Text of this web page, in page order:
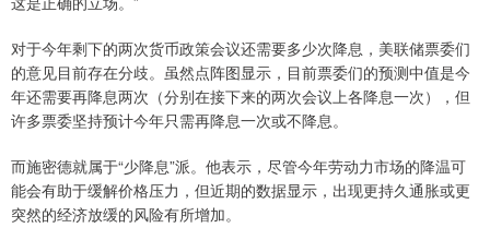
对于今年剩下的两次货币政策会议还需要多少次降息，美联储票委们
的意见目前存在分歧。虽然点阵图显示，目前票委们的预测中值是今
年还需要再降息两次（分别在接下来的两次会议上各降息一次），但
许多票委坚持预计今年只需再降息一次或不降息。
而施密德就属于“少降息”派。他表示，尽管今年劳动力市场的降温可
能会有助于缓解价格压力，但近期的数据显示，出现更持久通胀或更
突然的经济放缓的风险有所增加。